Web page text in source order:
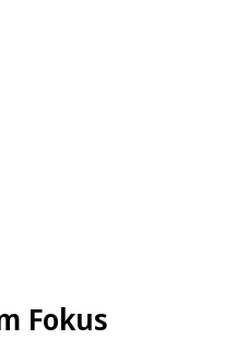
Fokus